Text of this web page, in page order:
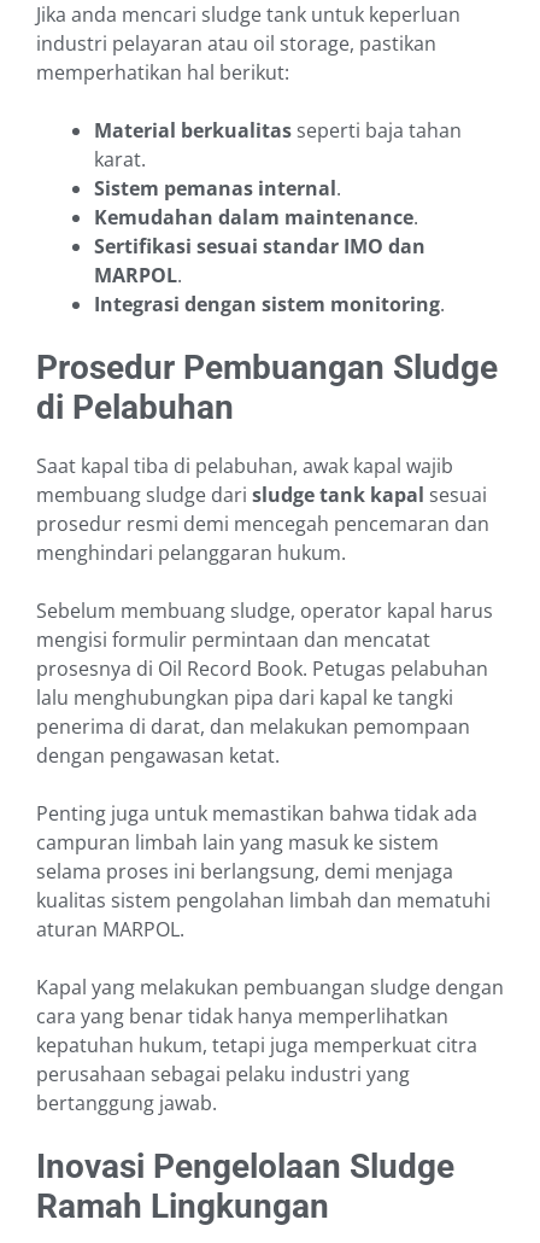
Jika anda mencari sludge tank untuk keperluan
industri pelayaran atau oil storage, pastikan
memperhatikan hal berikut:
Material berkualitas seperti baja tahan
karat.
Sistem pemanas internal.
Kemudahan dalam maintenance.
Sertifikasi sesuai standar IMO dan
MARPOL.
Integrasi dengan sistem monitoring.
Prosedur Pembuangan Sludge
di Pelabuhan
Saat kapal tiba di pelabuhan, awak kapal wajib
membuang sludge dari sludge tank kapal sesuai
prosedur resmi demi mencegah pencemaran dan
menghindari pelanggaran hukum.
Sebelum membuang sludge, operator kapal harus
mengisi formulir permintaan dan mencatat
prosesnya di Oil Record Book. Petugas pelabuhan
lalu menghubungkan pipa dari kapal ke tangki
penerima di darat, dan melakukan pemompaan
dengan pengawasan ketat.
Penting juga untuk memastikan bahwa tidak ada
campuran limbah lain yang masuk ke sistem
selama proses ini berlangsung, demi menjaga
kualitas sistem pengolahan limbah dan mematuhi
aturan MARPOL.
Kapal yang melakukan pembuangan sludge dengan
cara yang benar tidak hanya memperlihatkan
kepatuhan hukum, tetapi juga memperkuat citra
perusahaan sebagai pelaku industri yang
bertanggung jawab.
Inovasi Pengelolaan Sludge
Ramah Lingkungan